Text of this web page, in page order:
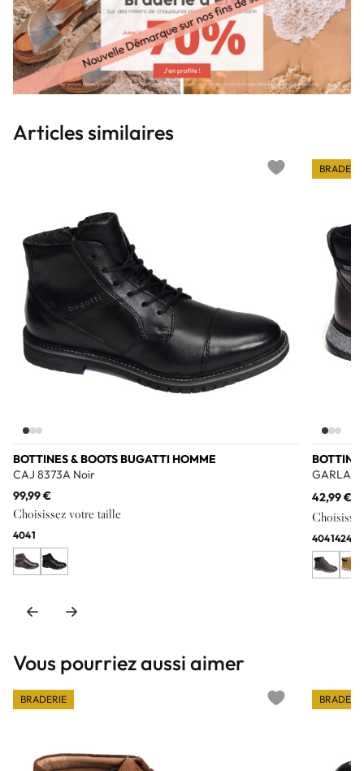
Articles similaires
BOTTINES & BOOTS BUGATTI HOMME
CAJ 8373A Noir
99,99 €
Choisissez votre taille
4041
GARLAN
42,99 €
40414244
Vous pourriez aussi aimer
BRADERIE